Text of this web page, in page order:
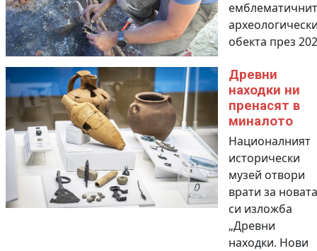
обекта през
Древни
находки ни
пренасят в
миналото
Националният
исторически
музей отвори
врати за новата
си изложба
„Древни
находки. Нови